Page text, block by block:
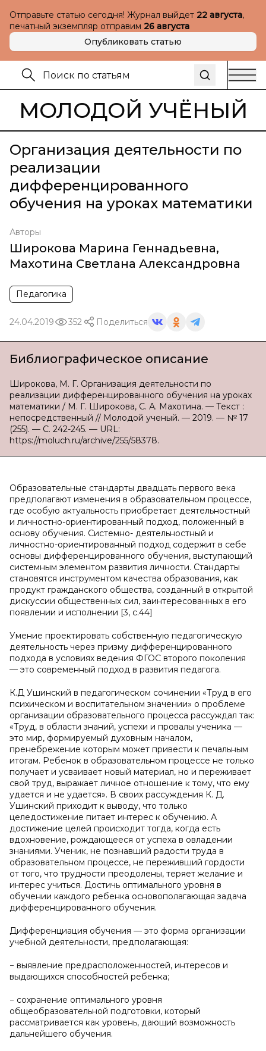
Отправьте статью сегодня! Журнал выйдет 22 августа,
печатный экземпляр отправим 26 августа
Опубликовать статью
МОЛОДОЙ УЧЁНЫЙ
Организация деятельности по
реализации
дифференцированного
обучения на уроках математики
Авторы
Широкова Марина Геннадьевна,
Махотина Светлана Александровна
Педагогика
24.04.2019 352 Поделиться
Библиографическое описание
Широкова, М. Г. Организация деятельности по
реализации дифференцированного обучения на уроках
математики / М. Г. Широкова, С. А. Махотина. — Текст :
непосредственный // Молодой ученый. — 2019. — № 17
(255). — С. 242-245. — URL:
https://moluch.ru/archive/255/58378.
Образовательные стандарты двадцать первого века
предполагают изменения в образовательном процессе,
где особую актуальность приобретает деятельностный
и личностно-ориентированный подход, положенный в
основу обучения. Системно- деятельностный и
личностно-ориентированный подход содержит в себе
основы дифференцированного обучения, выступающий
системным элементом развития личности. Стандарты
становятся инструментом качества образования, как
продукт гражданского общества, созданный в открытой
дискуссии общественных сил, заинтересованных в его
появлении и исполнении [3, с.44]
Умение проектировать собственную педагогическую
деятельность через призму дифференцированного
подхода в условиях ведения ФГОС второго поколения
— это современный подход в развития педагога.
К.Д Ушинский в педагогическом сочинении «Труд в его
психическом и воспитательном значении» о проблеме
организации образовательного процесса рассуждал так:
«Труд, в области знаний, успехи и провалы ученика —
это мир, формируемый духовным началом,
пренебрежение которым может привести к печальным
итогам. Ребенок в образовательном процессе не только
получает и усваивает новый материал, но и переживает
свой труд, выражает личное отношение к тому, что ему
удается и не удается». В своих рассуждения К. Д.
Ушинский приходит к выводу, что только
целедостижение питает интерес к обучению. А
достижение целей происходит тогда, когда есть
вдохновение, рождающееся от успеха в овладении
знаниями. Ученик, не познавший радости труда в
образовательном процессе, не переживший гордости
от того, что трудности преодолены, теряет желание и
интерес учиться. Достичь оптимального уровня в
обучении каждого ребенка основополагающая задача
дифференцированного обучения.
Дифференциация обучения — это форма организации
учебной деятельности, предполагающая:
− выявление предрасположенностей, интересов и
выдающихся способностей ребенка;
− сохранение оптимального уровня
общеобразовательной подготовки, который
рассматривается как уровень, дающий возможность
дальнейшего обучения.